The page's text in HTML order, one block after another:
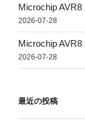
Microchip
2026-07-28
Microchip
2026-07-28
最近の投稿